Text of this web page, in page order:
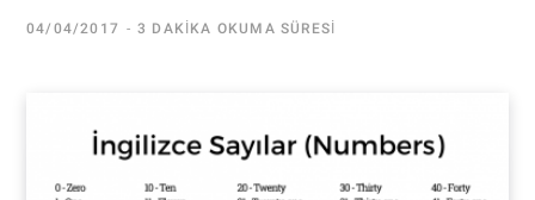
04/04/2017 3 DAKIKA OKUMA SÜRESI